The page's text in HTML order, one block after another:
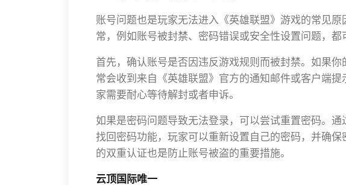
账号问题也是玩家无法进入《英雄联盟》游戏的常见
常，例如账号被封禁、密码错误或安全性设置问题，都
首先，确认账号是否因违反游戏规则而被封禁。如果
常会收到来自《英雄联盟》官方的通知邮件或客户端
家需要耐心等待解封或者申诉。
如果是密码问题导致无法登录，可以尝试重置密码。
找回密码功能，玩家可以重新设置自己的密码，并确
的双重认证也是防止账号被盗的重要措施。
云顶国际唯一